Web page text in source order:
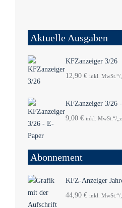
Aktuelle Ausgaben
KFZanzeiger 3/26
12,90 € inkl. MwSt.“/
KFZanzeiger 3/26
9,00 € inkl. MwSt.“/
Abonnement
KFZ-Anzeiger
44,90 € inkl. MwSt.“/